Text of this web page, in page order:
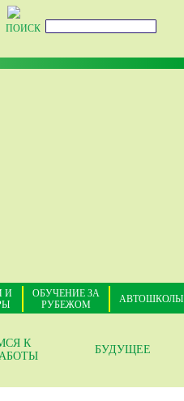
ПОИСК
И
ОБУЧЕНИЕ ЗА
РУБЕЖОМ
АВТОШКОЛЫ
К
БУДУЩЕЕ